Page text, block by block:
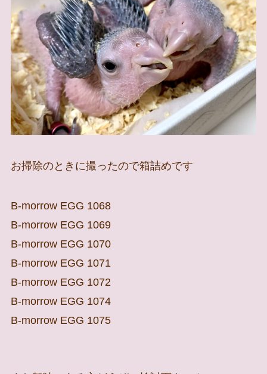
お掃除のときに撮ったので箱詰めです
B-morrow EGG 1068
B-morrow EGG 1069
B-morrow EGG 1070
B-morrow EGG 1071
B-morrow EGG 1072
B-morrow EGG 1074
B-morrow EGG 1075